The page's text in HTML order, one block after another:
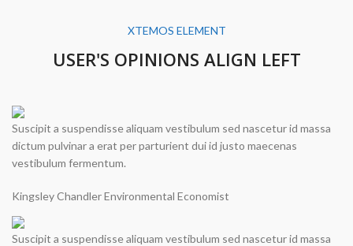
XTEMOS ELEMENT
USER'S OPINIONS ALIGN LEFT
Suscipit a suspendisse aliquam vestibulum sed nascetur id massa
dictum pulvinar a erat per parturient dui id justo maecenas
vestibulum fermentum.
Kingsley ChandlerEnvironmental Economist
Suscipit a suspendisse aliquam vestibulum sed nascetur id massa